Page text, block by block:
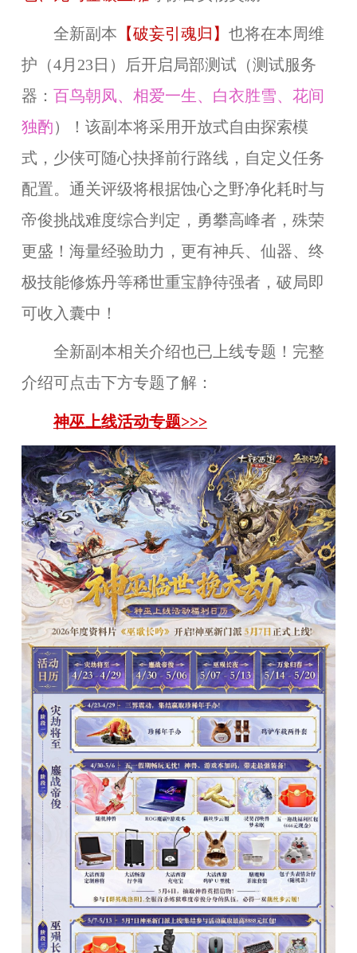
全新副本 【破妄引魂归】 也将在本周维
护（4月23日）后开启局部测试（测试服务
器： 百鸟朝凤、相爱一生、白衣胜雪、花间
独酌）！该副本将采用开放式自由探索模
式，少侠可随心抉择前行路线，自定义任务
配置。通关评级将根据蚀心之野净化耗时与
帝俊挑战难度综合判定，勇攀高峰者，殊荣
更盛！海量经验助力，更有神兵、仙器、终
极技能修炼丹等稀世重宝静待强者，破局即
可收入囊中！
全新副本相关介绍也已上线专题！完整
介绍可点击下方专题了解：
神巫上线活动专题>>>